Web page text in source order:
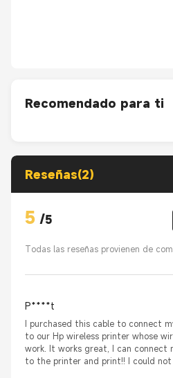
Recomendado para ti
Reseñas(2)
5 /5
Todas las reseñas provienen de
P****t
I purchased this cable to connect
to our Hp wireless printer whose
work. It works great, I can connect
to the printer and print!! I could not